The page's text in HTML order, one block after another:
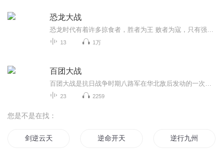
恐龙大战
13 1万
百团大战
23 2259
您是不是在找：
剑逆云天 逆命开天 逆行九州